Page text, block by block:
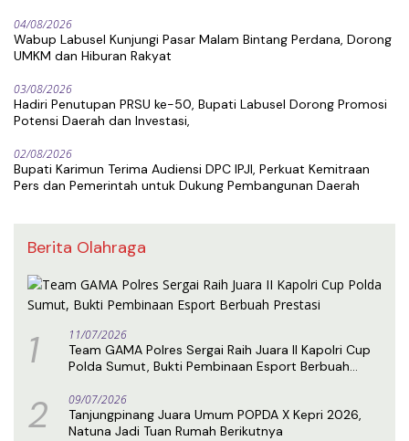
04/08/2026
Wabup Labusel Kunjungi Pasar Malam Bintang Perdana, Dorong
UMKM dan Hiburan Rakyat
03/08/2026
Hadiri Penutupan PRSU ke-50, Bupati Labusel Dorong Promosi
Potensi Daerah dan Investasi,
02/08/2026
Bupati Karimun Terima Audiensi DPC IPJI, Perkuat Kemitraan
Pers dan Pemerintah untuk Dukung Pembangunan Daerah
Berita Olahraga
1 11/07/2026
Team GAMA Polres Sergai Raih Juara II Kapolri Cup
Polda Sumut, Bukti Pembinaan Esport Berbuah
2 09/07/2026
Tanjungpinang Juara Umum POPDA X Kepri 2026,
Natuna Jadi Tuan Rumah Berikutnya